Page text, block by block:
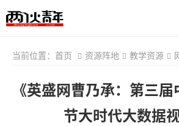
当前位置： 首页 资源阵地 教学资源
《英盛网曹乃承：第三
节大时代大数据视